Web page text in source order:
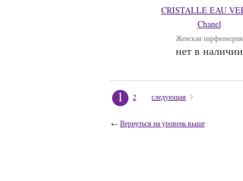
CRISTALLE EAU
Chanel
Женская парфюмерия
нет в наличии
1 2 следующая
← Вернуться на уровень выше